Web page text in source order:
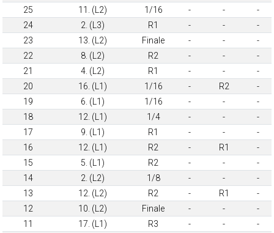
25
11. (L2) 1/16 - -
-
24
2. (L3) R1 - -
-
23
13. (L2) Finale - -
-
22
8. (L2) R2 - -
-
21
4. (L2) R1 - -
-
20
16. (L1) 1/16 - R2
-
19
6. (L1) 1/16 - -
-
18
12. (L1) 1/4 - -
-
17
9. (L1) R1 - -
-
16
12. (L1) R2 - R1
-
15
5. (L1) R2 - -
-
14
2. (L2) 1/8 - -
-
13
12. (L2) R2 - R1
-
12
10. (L2) Finale - -
-
11
17. (L1) R3 - -
-